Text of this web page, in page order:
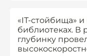
«IТ-стойбища»
библиотеках. В
глубинку